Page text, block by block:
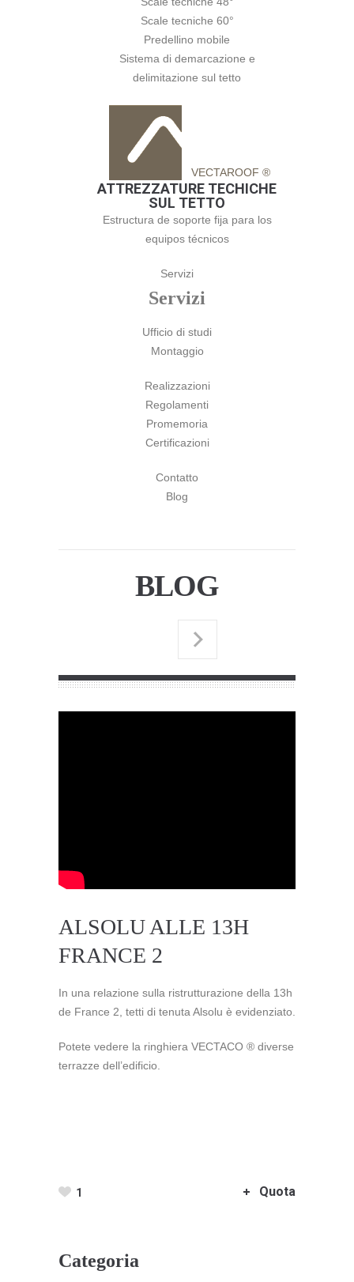
Scale tecniche 60°
Predellino mobile
Sistema di demarcazione e
delimitazione sul tetto
VECTAROOF ®
ATTREZZATURE TECHICHE
SUL TETTO
Estructura de soporte fija para los
equipos técnicos
Servizi
Servizi
Ufficio di studi
Montaggio
Realizzazioni
Regolamenti
Promemoria
Certificazioni
Contatto
Blog
BLOG
ALSOLU ALLE 13H
FRANCE 2
In una relazione sulla ristrutturazione della 13h
de France 2, tetti di tenuta Alsolu è evidenziato.
Potete vedere la ringhiera VECTACO ® diverse
terrazze dell’edificio.
1 Quota
Categoria